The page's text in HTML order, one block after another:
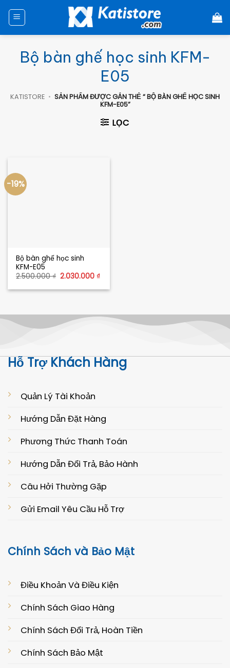
đến
Bộ bàn ghế học sinh KFM-
E05
KATISTORE • SẢN PHẨM ĐƯỢC GẮN THẺ “ BỘ BÀN GHẾ HỌC SINH
KFM-E05”
LỌC
-19%
Bộ bàn ghế học sinh
KFM-E05
2.500.000₫ Giá
là:
2.030.000 ₫Giá
tại
Hỗ Trợ Khách Hàng
Quản Lý Tài Khoản
Hướng Dẫn Đặt Hàng
Phương Thức Thanh Toán
Hướng Dẫn Đổi Trả, Bảo Hành
Câu Hởi Thường Gặp
Gửi Email Yêu Cầu Hỗ Trợ
Chính Sách và Bảo Mật
Điều Khoản Và Điều Kiện
Chính Sách Giao Hàng
Chính Sách Đổi Trả, Hoàn Tiền
Chính Sách Bảo Mật